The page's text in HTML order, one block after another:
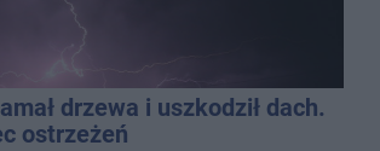
drzewa i uszkodził dach.
ostrzeżeń